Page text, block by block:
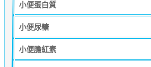
小便蛋白質
小便尿糖
小便膽紅素